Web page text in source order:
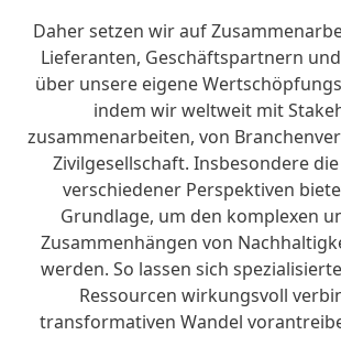
Daher setzen wir auf
Lieferanten, Geschäftspartnern
über unsere eigene
indem wir weltweit mit
zusammenarbeiten, von
Zivilgesellschaft. Insbesondere
verschiedener Perspektiven
Grundlage, um den komplexen
Zusammenhängen von
werden. So lassen sich
Ressourcen wirkungsvoll
transformativen Wandel